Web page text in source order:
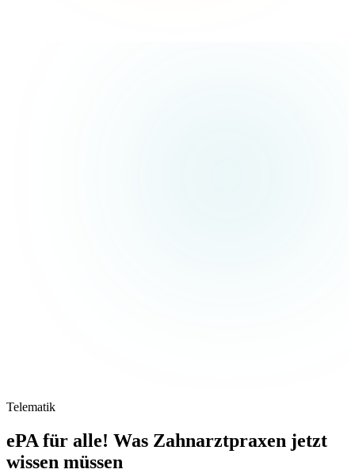
Telematik
ePA für alle! Was Zahnarztpraxen jetzt
wissen müssen